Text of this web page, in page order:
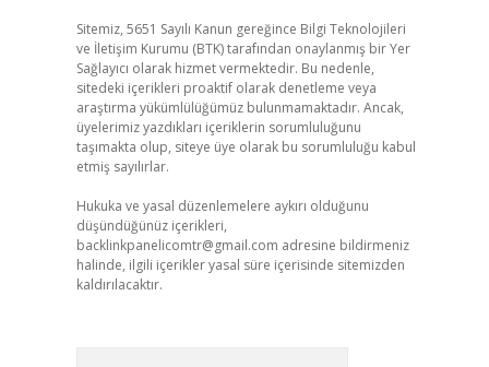
Sitemiz, 5651 Sayılı Kanun gereğince Bilgi Teknolojileri
ve İletişim Kurumu (BTK) tarafından onaylanmış bir Yer
Sağlayıcı olarak hizmet vermektedir. Bu nedenle,
sitedeki içerikleri proaktif olarak denetleme veya
araştırma yükümlülüğümüz bulunmamaktadır. Ancak,
üyelerimiz yazdıkları içeriklerin sorumluluğunu
taşımakta olup, siteye üye olarak bu sorumluluğu kabul
etmiş sayılırlar.
Hukuka ve yasal düzenlemelere aykırı olduğunu
düşündüğünüz içerikleri,
backlinkpanelicomtr@gmail.com adresine bildirmeniz
halinde, ilgili içerikler yasal süre içerisinde sitemizden
kaldırılacaktır.